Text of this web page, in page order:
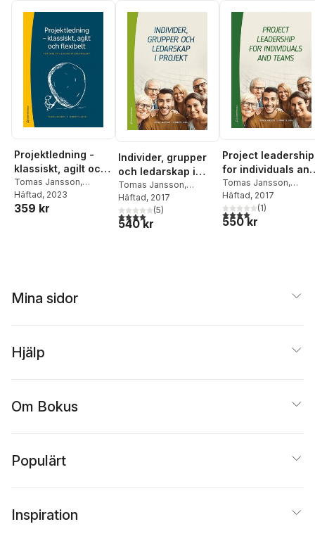
Projektledning -
klassiskt, agilt och
flexibelt : för små
och lagom stora
projekt
Tomas Jansson,
Lennart Ljung
Häftad, 2023
359 kr
Individer, grupper
och ledarskap i
projekt
Tomas Jansson,
Lennart Ljung
Häftad, 2017
4,0utav 5 stjärnor. Totalt antal röster:
(5)
540 kr
Project leadership
for individuals and
teams
Tomas Jansson,
Lennart Ljung
Häftad, 2017
4,0utav 5 stjärnor.
(1)
550 kr
Mina sidor
Hjälp
Om Bokus
Populärt
Inspiration